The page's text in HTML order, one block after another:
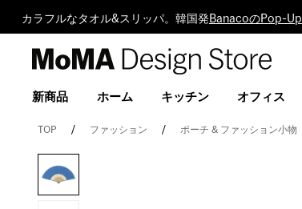
カラフルなタオル&スリッパ。韓国発 BanacoのPop-Up
Design
新商品 ホーム キッチン オフィス
TOP ファッション ポーチ & ファッション小物